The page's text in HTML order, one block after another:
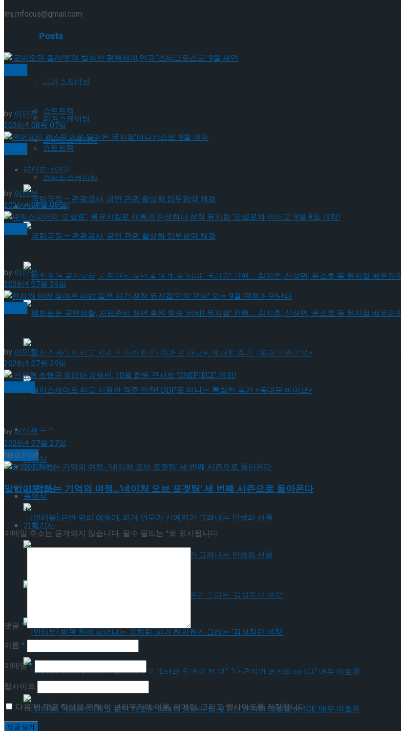
Trending Tags
피겨스케이팅
쇼트트랙
스피드스케이팅
라이프스타일
국립극장 – 관광공사, 공연 관광 활성화 업무협약 체결
혜화로운 공연생활, 자립준비 청년 후원 방송 ‘비바! 뮤지컬’ 진행 … 김지훈, 신성민, 윤소호 등
롤러스케이트 타고 시원한 맥주 한잔! DDP로 떠나는 특별한 휴가 <동대문 바이브>
포토뉴스
동영상
기획기사
[인터뷰] 은반 위의 예술가, 피겨 안무가 신예지가 그려내는 인생의 선율
[인터뷰] 빙판 위에 피어나는 꽃처럼, 피겨 허지유가 그리는 ‘감성적인 여정’
[인터뷰] “세계 어디에도 없던 새로운 형태의 공연이 될 것”, ‘나 혼자만 레벨업 on ICE’ 배우 이
[현장스케치] 김민송-문지원-정수빈-이효원-최진아, 2026 ISU 피겨 JGP 파견선수 선발전
Trending Tags
피겨스케이팅
쇼트트랙
스피드스케이팅
라이프스타일
국립극장 – 관광공사, 공연 관광 활성화 업무협약 체결
혜화로운 공연생활, 자립준비 청년 후원 방송 ‘비바! 뮤지컬’ 진행 … 김지훈, 신성민, 윤소호 등
롤러스케이트 타고 시원한 맥주 한잔! DDP로 떠나는 특별한 휴가 <동대문 바이브>
포토뉴스
동영상
기획기사
[인터뷰] 은반 위의 예술가, 피겨 안무가 신예지가 그려내는 인생의 선율
[인터뷰] 빙판 위에 피어나는 꽃처럼, 피겨 허지유가 그리는 ‘감성적인 여정’
lmj.mfocus@gmail.com
Posts
by이민정
2026년 08월 07일
젠더프리 캐스팅으로 돌아온 뮤지컬’아나키스트’ 9월 개막
by 이민정
2026년 08월 05일
by이민정
2026년 07월 29일
by이민정
2026년 07월 29일
by이민정
2026년 07월 27일
Next Post
말없이 전하는 기억의 여정…'네이처 오브 포겟팅' 세 번째 시즌으로 돌아온다
답글 남기기
이메일 주소는 공개되지 않습니다. 필수 필드는 *로 표시됩니다
댓글 *
이름 *
이메일*
웹사이트
다음 번 댓글 작성을 위해 이 브라우저에 이름, 이메일, 그리고 웹사이트를 저장합니다.